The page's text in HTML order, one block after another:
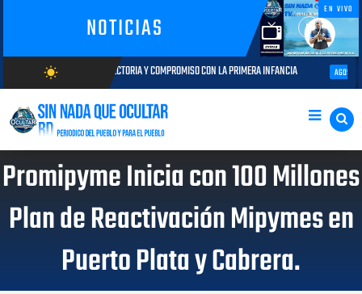
NOTICIAS
EN VIVO
wb_sunny
AGOSTO/9/2026
Y COMPROMISO CON LA PRIMERA INFANCIA AGOSTO 05, 2026 Autoridades
Promipyme Inicia con 100 Millones
Plan de Reactivación Mipymes en
Puerto Plata y Cabrera.